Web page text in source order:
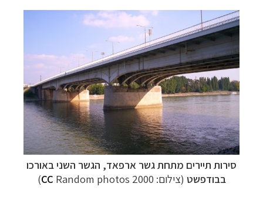
סירות תיירים מתחת גשר ארפאד, הגשר השני באורכו
בבודפשט (צילום: CC Random photos 2000
)